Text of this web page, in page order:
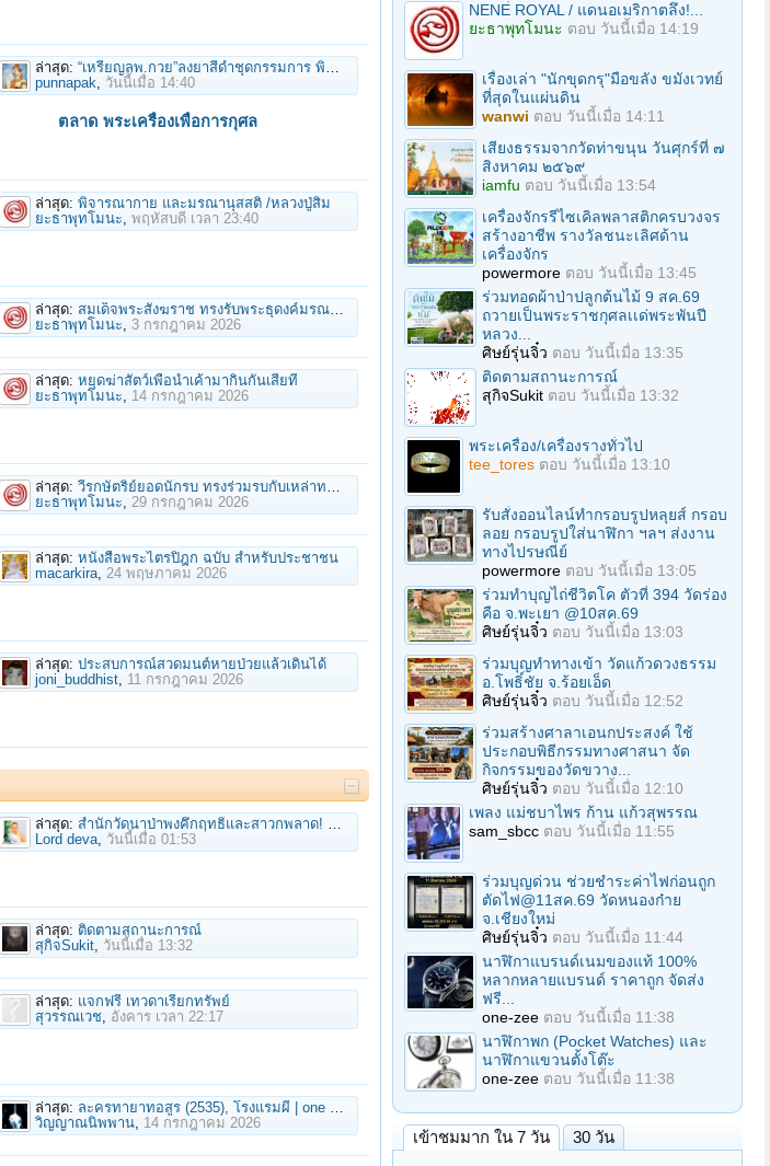
ตลาด พระเครื่องเพื่อการกุศล
ล่าสุด: “เหรียญลพ.กวย”ลงยาสีดำชุดกรรมการ พิธีจตุรพิธพรชัย(เลี่ยมกรอบเลเซอร์)ตำนาน”ปืนยิงไม่ออก“ น.156
punnapak, วันนี้เมื่อ 14:40
ล่าสุด: พิจารณากาย และมรณานุสสติ /หลวงปู่สิม
ยะธาพุทโมนะ, พฤหัสบดี เวลา 23:40
ล่าสุด: สมเด็จพระสังฆราช ทรงรับพระธุดงค์มรณภาพไว้ในพระอนุเคราะห์ พร้อมประทานคิลานปัจจัยช่วยพระอาพาธทุกรูป
ยะธาพุทโมนะ, 3 กรกฎาคม 2026
ล่าสุด: หยุดฆ่าสัตว์เพื่อนำเค้ามากินกันเสียที
ยะธาพุทโมนะ, 14 กรกฎาคม 2026
ล่าสุด: วีรกษัตริย์ยอดนักรบ ทรงร่วมรบกับเหล่าทหารกล้า..เพื่อ ปกป้องประชาฯ/พระกรรมฐานที่ทรงเข้าถึง
ยะธาพุทโมนะ, 29 กรกฎาคม 2026
ล่าสุด: หนังสือพระไตรปิฎก ฉบับ สำหรับประชาชน
macarkira, 24 พฤษภาคม 2026
ล่าสุด: ประสบการณ์สวดมนต์หายป่วยแล้วเดินได้
joni_buddhist, 11 กรกฎาคม 2026
ล่าสุด: สำนักวัดนาป่าพงคึกฤทธิ์และสาวกพลาด! สร้าง" พุทธวจน " ปลอม
Lord deva, วันนี้เมื่อ 01:53
ล่าสุด: ติดตามสถานะการณ์
สุกิจSukit, วันนี้เมื่อ 13:32
ล่าสุด: แจกฟรี เทวดาเรียกทรัพย์
สุวรรณเวช, อังคาร เวลา 22:17
ล่าสุด: ละครทายาทอสูร (2535), โรงแรมผี | one คลาสสิก
วิญญาณนิพพาน, 14 กรกฎาคม 2026
NENE่ ROYAL / แดนอเมริกาตลึง!...
ยะธาพุทโมนะ ตอบ วันนี้เมื่อ 14:19
เรื่องเล่า "นักขุดกรุ"มือขลัง ขมังเวทย์
ที่สุดในแผ่นดิน
wanwi ตอบ วันนี้เมื่อ 14:11
เสียงธรรมจากวัดท่าขนุน วันศุกร์ที่ ๗
สิงหาคม ๒๕๖๙
iamfu ตอบ วันนี้เมื่อ 13:54
เครื่องจักรรีไซเคิลพลาสติกครบวงจร
สร้างอาชีพ รางวัลชนะเลิศด้าน
เครื่องจักร
powermore ตอบ วันนี้เมื่อ 13:45
ร่วมทอดผ้าป่าปลูกต้นไม้ 9 สค.69
ถวายเป็นพระราชกุศลเเด่พระพันปี
หลวง...
ศิษย์รุ่นจิ๋ว ตอบ วันนี้เมื่อ 13:35
ติดตามสถานะการณ์
สุกิจSukit ตอบ วันนี้เมื่อ 13:32
พระเครื่อง/เครื่องรางทั่วไป
tee_tores ตอบ วันนี้เมื่อ 13:10
รับสั่งออนไลน์ทำกรอบรูปหลุยส์ กรอบ
ลอย กรอบรูปใส่นาฬิกา ฯลฯ ส่งงาน
ทางไปรษณีย์
powermore ตอบ วันนี้เมื่อ 13:05
ร่วมทําบุญไถ่ชีวิตโค ตัวที่ 394 วัดร่อง
คือ จ.พะเยา @10สค.69
ศิษย์รุ่นจิ๋ว ตอบ วันนี้เมื่อ 13:03
ร่วมบุญทําทางเข้า วัดแก้วดวงธรรม
อ.โพธิ์ชัย จ.ร้อยเอ็ด
ศิษย์รุ่นจิ๋ว ตอบ วันนี้เมื่อ 12:52
ร่วมสร้างศาลาเอนกประสงค์ ใช้
ประกอบพิธีกรรมทางศาสนา จัด
กิจกรรมของวัดขวาง...
ศิษย์รุ่นจิ๋ว ตอบ วันนี้เมื่อ 12:10
เพลง แม่ชบาไพร ก้าน แก้วสุพรรณ
sam_sbcc ตอบ วันนี้เมื่อ 11:55
ร่วมบุญด่วน ช่วยชําระค่าไฟก่อนถูก
ตัดไฟ@11สค.69 วัดหนองก๋าย
จ.เชียงใหม่
ศิษย์รุ่นจิ๋ว ตอบ วันนี้เมื่อ 11:44
นาฬิกาแบรนด์เนมของแท้ 100%
หลากหลายแบรนด์ ราคาถูก จัดส่ง
ฟรี...
one-zee ตอบ วันนี้เมื่อ 11:38
นาฬิกาพก (Pocket Watches) และ
นาฬิกาแขวนตั้งโต๊ะ
one-zee ตอบ วันนี้เมื่อ 11:38
เข้าชมมาก ใน 7 วัน 30 วัน